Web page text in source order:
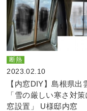
断熱
2023.02.10
【内窓DIY】島根県出
「雪の厳しい寒さ対策
窓設置」 U様邸内窓